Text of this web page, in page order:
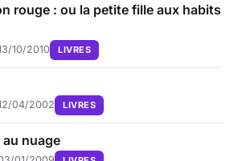
rouge : ou la petite fille aux habits
10/2010 LIVRES
04/2002 LIVRES
nuage